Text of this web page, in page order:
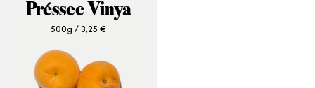
Préssec Vinya
500g / 3,25 €